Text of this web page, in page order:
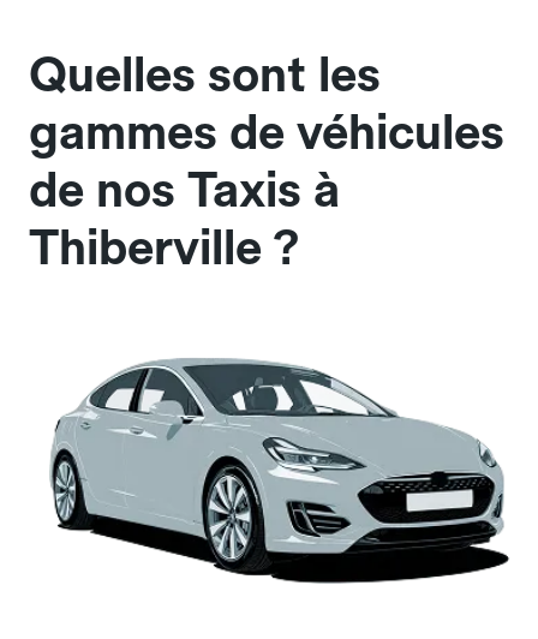
Quelles sont les
gammes de véhicules
de nos Taxis à
Thiberville ?